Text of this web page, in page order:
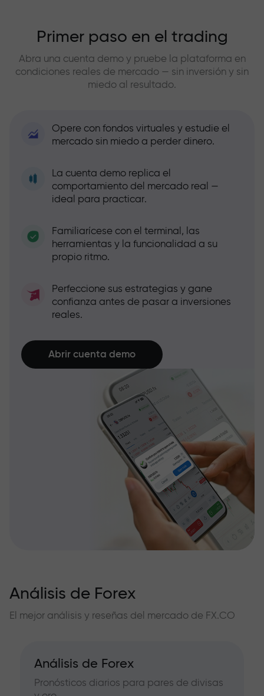
Primer paso en el trading
Abra una cuenta demo y pruebe la plataforma en
condiciones reales de mercado — sin inversión y sin
miedo al resultado.
Opere con fondos virtuales y estudie el
mercado sin miedo a perder dinero.
La cuenta demo replica el
comportamiento del mercado real —
ideal para practicar.
Familiarícese con el terminal, las
herramientas y la funcionalidad a su
propio ritmo.
Perfeccione sus estrategias y gane
confianza antes de pasar a inversiones
reales.
Abrir cuenta demo
Análisis de Forex
El mejor análisis y reseñas del mercado de FX.CO
Análisis de Forex
Pronósticos diarios para pares de divisas